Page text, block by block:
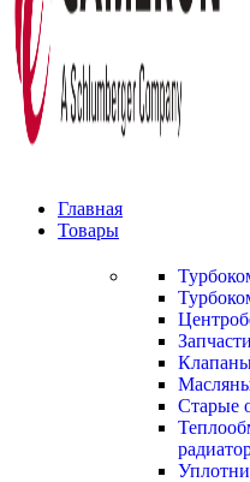
Главная
Товары
Старые